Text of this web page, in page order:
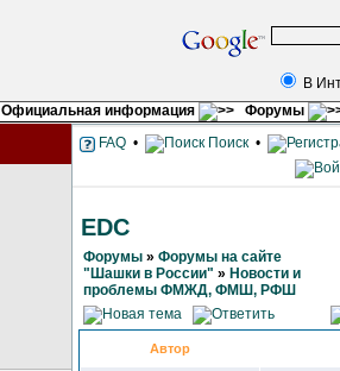
В
Официальная информация Форумы
FAQ • Поиск •
EDC
Форумы » Форумы на сайте
"Шашки в России" » Новости и
проблемы ФМЖД, ФМШ, РФШ
Автор